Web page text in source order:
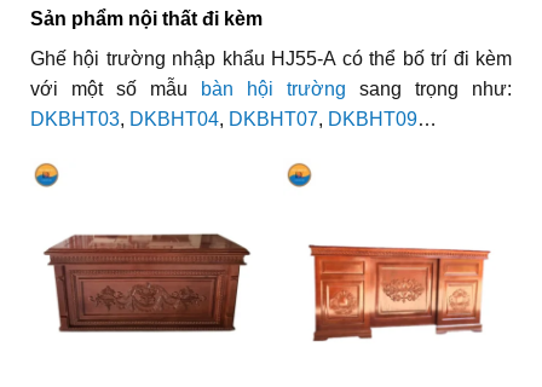
Sản phẩm nội thất đi kèm
Ghế hội trường nhập khẩu HJ55-A có thể bố trí đi kèm
với một số mẫu
bàn hội trường sang trọng như:
DKBHT03, DKBHT04, DKBHT07, DKBHT09…